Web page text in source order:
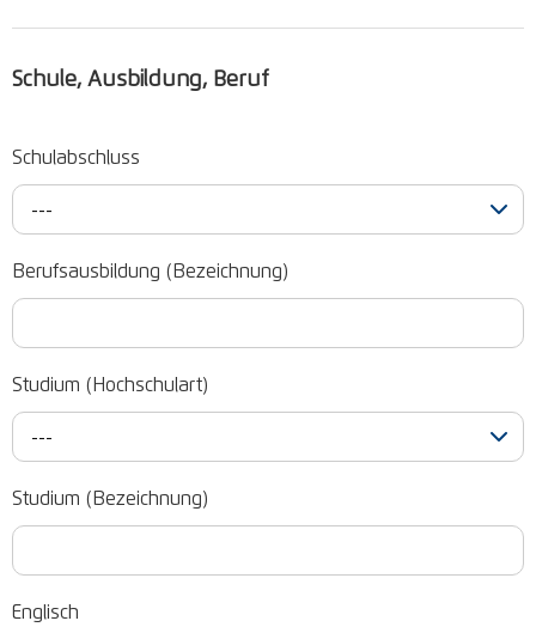
Schule, Ausbildung, Beruf
Schulabschluss
---
Berufsausbildung (Bezeichnung)
Studium (Hochschulart)
---
Studium (Bezeichnung)
Englisch